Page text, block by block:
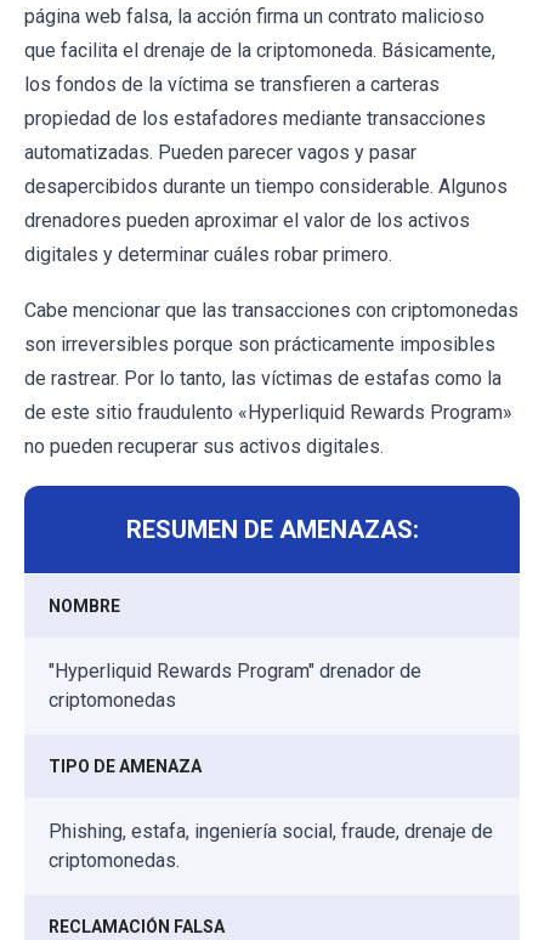
página web falsa, la acción firma un contrato malicioso
que facilita el drenaje de la criptomoneda. Básicamente,
los fondos de la víctima se transfieren a carteras
propiedad de los estafadores mediante transacciones
automatizadas. Pueden parecer vagos y pasar
desapercibidos durante un tiempo considerable. Algunos
drenadores pueden aproximar el valor de los activos
digitales y determinar cuáles robar primero.
Cabe mencionar que las transacciones con criptomonedas
son irreversibles porque son prácticamente imposibles
de rastrear. Por lo tanto, las víctimas de estafas como la
de este sitio fraudulento «Hyperliquid Rewards Program»
no pueden recuperar sus activos digitales.
RESUMEN DE AMENAZAS:
NOMBRE
"Hyperliquid Rewards Program" drenador de
criptomonedas
TIPO DE AMENAZA
Phishing, estafa, ingeniería social, fraude, drenaje de
criptomonedas.
RECLAMACIÓN FALSA